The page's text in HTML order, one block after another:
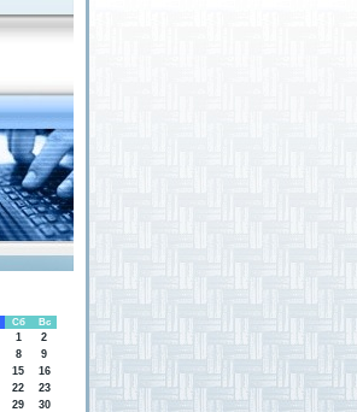
Сб Вс
1
2
8
9
15
16
22
23
29
30